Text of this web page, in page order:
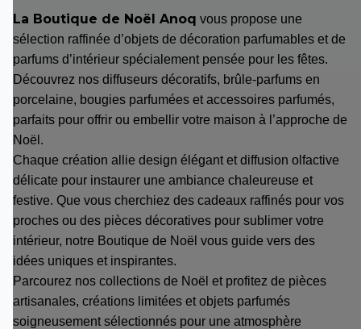
La Boutique de Noël Anoq vous propose une
sélection raffinée d’objets de décoration parfumables et de
parfums d’intérieur spécialement pensée pour les fêtes.
Découvrez nos diffuseurs décoratifs, brûle-parfums en
porcelaine, bougies parfumées et accessoires parfumés,
parfaits pour offrir ou embellir votre maison à l’approche de
Noël.
Chaque création allie design élégant et diffusion olfactive
délicate pour instaurer une ambiance chaleureuse et
festive. Que vous cherchiez des cadeaux raffinés pour vos
proches ou des pièces décoratives pour sublimer votre
intérieur, notre Boutique de Noël vous guide vers des
idées uniques et inspirantes.
Parcourez nos collections de Noël et profitez de pièces
artisanales, créations limitées et objets parfumés
soigneusement sélectionnés pour une atmosphère